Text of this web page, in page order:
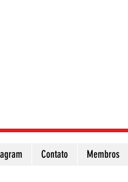
Contato Membros